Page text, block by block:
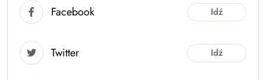
Facebook Idź
Twitter Idź